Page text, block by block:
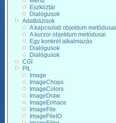
Eszköztár
Dialógusok
Adatbázisok
A kapcsolati objektum metódusai
A kurzor objektum metódusai
Egy konkrét alkalmazás
Dialógusok
Dialógusok
CGI
PIL
Image
ImageChops
ImageColors
ImageDraw
ImageEnhace
ImageFile
ImageFileIO